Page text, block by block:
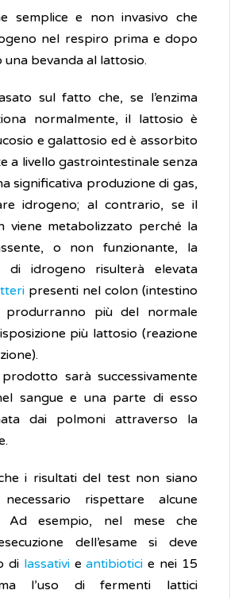
semplice e non invasivo che
nel respiro prima e dopo
una bevanda al lattosio.
sul fatto che, se l’enzima
normalmente, il lattosio è
e galattosio ed è assorbito
a livello gastrointestinale senza
significativa produzione di gas,
idrogeno; al contrario, se il
viene metabolizzato perché la
o non funzionante, la
di idrogeno risulterà elevata
presenti nel colon (intestino
produrranno più del normale
più lattosio (reazione
prodotto sarà successivamente
sangue e una parte di esso
dai polmoni attraverso la
i risultati del test non siano
rispettare alcune
Ad esempio, nel mese che
dell’esame si deve
di lassativieantibiotici e nei 15
l’uso di fermenti lattici